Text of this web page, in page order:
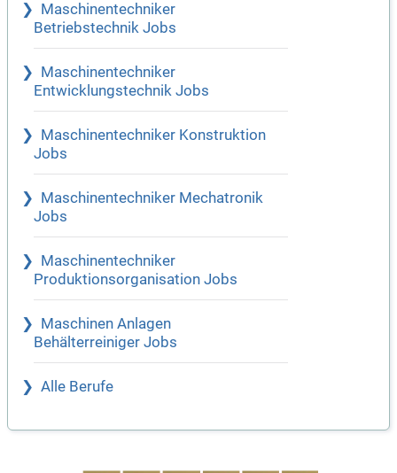
Maschinentechniker
Betriebstechnik Jobs
Maschinentechniker
Entwicklungstechnik Jobs
Maschinentechniker Konstruktion
Jobs
Maschinentechniker Mechatronik
Jobs
Maschinentechniker
Produktionsorganisation Jobs
Maschinen Anlagen
Behälterreiniger Jobs
Alle Berufe